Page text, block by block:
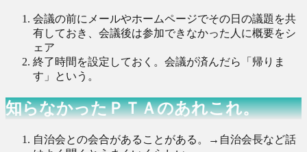
会議の前にメールやホームページでその日の議題を共
有しておき、会議後は参加できなかった人に概要をシ
ェア
終了時間を設定しておく。会議が済んだら「帰りま
す」という。
知らなかったＰＴＡのあれこれ。
自治会との会合があることがある。→自治会長など話